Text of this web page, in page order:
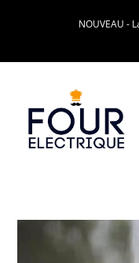
NOUVEAU -